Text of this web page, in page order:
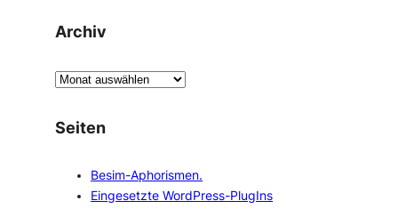
Archiv
A
c
Seiten
Besim-Aphorismen.
Eingesetzte WordPress-PlugIns